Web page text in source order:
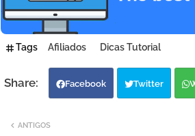
Tags Afiliados Dicas Tutorial
Facebook Twitter
ANTIGOS